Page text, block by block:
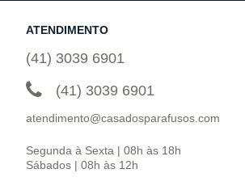
ATENDIMENTO
(41) 3039 6901
(41) 3039 6901
atendimento@casadosparafusos.com
Segunda à Sexta | 08h às 18h
Sábados | 08h às 12h